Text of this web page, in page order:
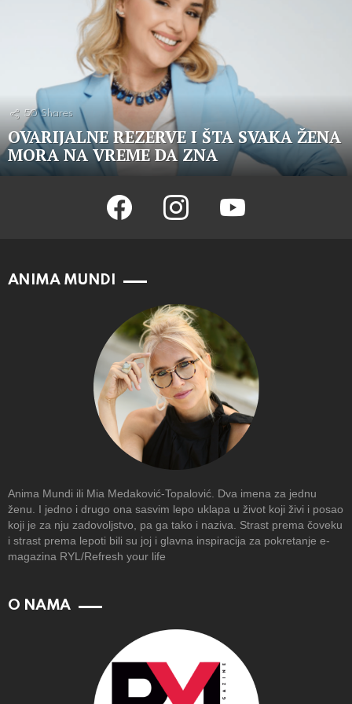
50 Shares
OVARIJALNE REZERVE I ŠTA SVAKA ŽENA
MORA NA VREME DA ZNA
facebook instagram youtube
ANIMA MUNDI
Anima Mundi ili Mia Medaković-Topalović. Dva imena za jednu
ženu. I jedno i drugo ona sasvim lepo uklapa u život koji živi i posao
koji je za nju zadovoljstvo, pa ga tako i naziva. Strast prema čoveku
i strast prema lepoti bili su joj i glavna inspiracija za pokretanje e-
magazina RYL/Refresh your life
O NAMA